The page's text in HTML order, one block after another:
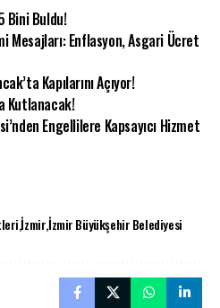
Bini Buldu!
Mesajları: Enflasyon, Asgari Ücret
Kapılarını Açıyor!
Kutlanacak!
Engellilere Kapsayıcı Hizmet
İzmirİzmir Büyükşehir Belediyesi